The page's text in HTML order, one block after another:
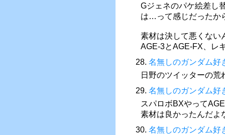
Gジェネのパケ絵差し
は…って感じだったか
素材は決して悪くな
AGE-3とAGE-FX、レ
28. 名無しのガンダム好
日野のツイッターの
29. 名無しのガンダム好
スパロボBXやって
素材は良かったんだよ
30. 名無しのガンダム好